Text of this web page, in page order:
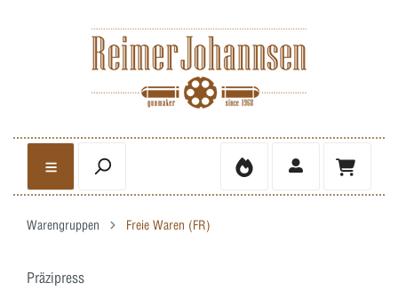
Warengruppen Freie Waren (FR)
Präzipress